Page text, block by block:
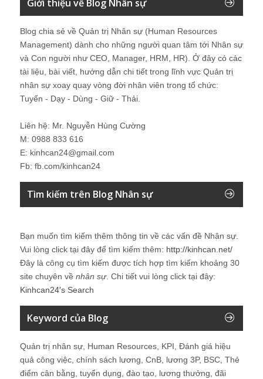
Giới thiệu về Blog Nhân sự
Blog chia sẻ về Quản trị Nhân sự (Human Resources
Management) dành cho những người quan tâm tới Nhân sự
và Con người như CEO, Manager, HRM, HR). Ở đây có các
tài liệu, bài viết, hướng dẫn chi tiết trong lĩnh vực Quản trị
nhân sự xoay quay vòng đời nhân viên trong tổ chức:
Tuyển - Dạy - Dùng - Giữ - Thải.
Liên hệ: Mr. Nguyễn Hùng Cường
M: 0988 833 616
E: kinhcan24@gmail.com
Fb: fb.com/kinhcan24
Tìm kiếm trên Blog Nhân sự
Bạn muốn tìm kiếm thêm thông tin về các vấn đề Nhân sự.
Vui lòng click tại đây để tìm kiếm thêm: http://kinhcan.net/
Đây là công cụ tìm kiếm được tích hợp tìm kiếm khoảng 30
site chuyên về nhân sự. Chi tiết vui lòng click tại đây:
Kinhcan24′s Search
Keyword của Blog
Quản trị nhân sự, Human Resources, KPI, Đánh giá hiệu
quả công việc, chính sách lương, CnB, lương 3P, BSC, Thẻ
điểm cân bằng, tuyển dụng, đào tạo, lương thưởng, đãi